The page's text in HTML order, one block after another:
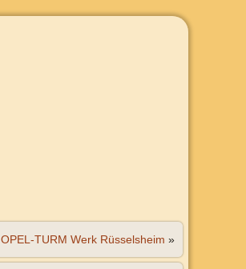
OPEL-TURM Werk Rüsselsheim »